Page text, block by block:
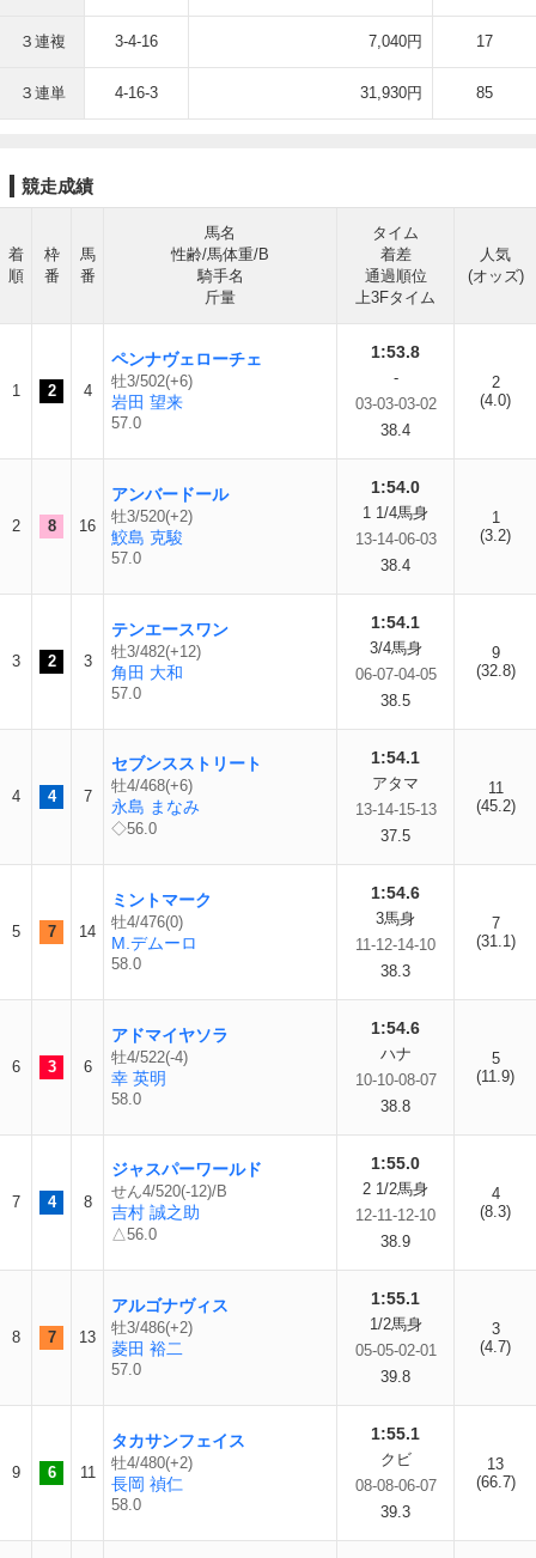
３連複 3-4-16 7,040円 17
３連単 4-16-3 31,930円 85
競走成績
着
順
枠
番
馬
番
馬名
性齢/馬体重/B
騎手名
斤量
タイム
着差
通過順位
上3Fタイム
人気
(オッズ)
1 2 4
ペンナヴェローチェ
牡3/502(+6)
岩田 望来
57.0
1:53.8
-
03-03-03-02
38.4
2
(4.0)
2 8 16
アンバードール
牡3/520(+2)
鮫島 克駿
57.0
1:54.0
1 1/4馬身
13-14-06-03
38.4
1
(3.2)
3 2 3
テンエースワン
牡3/482(+12)
角田 大和
57.0
1:54.1
3/4馬身
06-07-04-05
38.5
9
(32.8)
4 4 7
セブンスストリート
牡4/468(+6)
永島 まなみ
◇56.0
1:54.1
アタマ
13-14-15-13
37.5
11
(45.2)
5 7 14
ミントマーク
牡4/476(0)
M.デムーロ
58.0
1:54.6
3馬身
11-12-14-10
38.3
7
(31.1)
6 3 6
アドマイヤソラ
牡4/522(-4)
幸 英明
58.0
1:54.6
ハナ
10-10-08-07
38.8
5
(11.9)
7 4 8
ジャスパーワールド
せん4/520(-12)/B
吉村 誠之助
△56.0
1:55.0
2 1/2馬身
12-11-12-10
38.9
4
(8.3)
8 7 13
アルゴナヴィス
牡3/486(+2)
菱田 裕二
57.0
1:55.1
1/2馬身
05-05-02-01
39.8
3
(4.7)
9 6 11
タカサンフェイス
牡4/480(+2)
長岡 禎仁
58.0
1:55.1
クビ
08-08-06-07
39.3
13
(66.7)